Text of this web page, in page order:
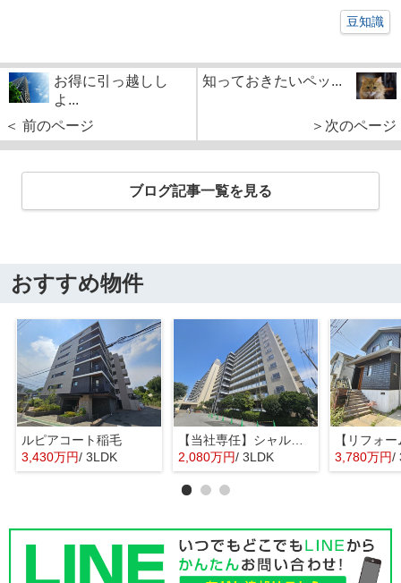
豆知識
お得に引っ越しし
よ...
＜ 前のページ
知っておきたいペッ...
＞次のページ
ブログ記事一覧を見る
おすすめ物件
ルピアコート稲毛
3,430万円/ 3LDK
【当社専任】シャルム稲毛
2,080万円/ 3LDK 3,780万円/